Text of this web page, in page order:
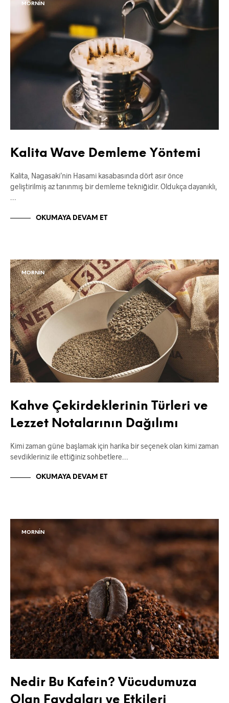
MORNIN
Kalita Wave Demleme Yöntemi
Kalita, Nagasaki’nin Hasami kasabasında dört asır önce
geliştirilmiş az tanınmış bir demleme tekniğidir. Oldukça dayanıklı,
…
OKUMAYA DEVAM ET
MORNIN
Kahve Çekirdeklerinin Türleri ve
Lezzet Notalarının Dağılımı
Kimi zaman güne başlamak için harika bir seçenek olan kimi zaman
sevdikleriniz ile ettiğiniz sohbetlere…
OKUMAYA DEVAM ET
MORNIN
Nedir Bu Kafein? Vücudumuza
Olan Faydaları ve Etkileri